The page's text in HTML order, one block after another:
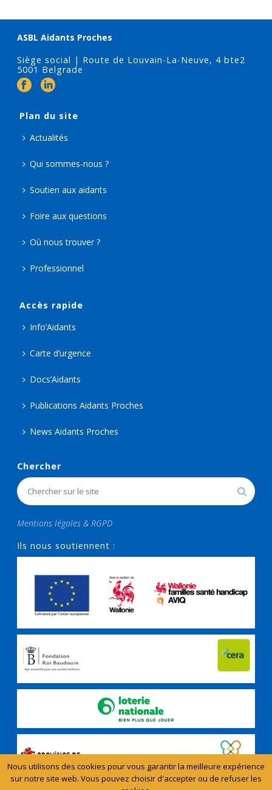
ASBL Aidants Proches
Siège social | Route de Louvain-La-Neuve, 4 bte2
5001 Belgrade
Plan du site
Actualités
Qui sommes-nous ?
Soutien aux aidants
Foire aux questions
Où nous trouver ?
Professionnel
Accès rapide
Info’Aidants
Carte d’urgence
Docs’Aidants
Publications Aidants Proches
News Aidants Proches
Chercher
Mentions légales & RGPD
Ils nous soutiennent :
Nous utilisons des cookies pour vous garantir la meilleure expérience
sur notre site web. Vous pouvez choisir d'accepter ou de refuser les